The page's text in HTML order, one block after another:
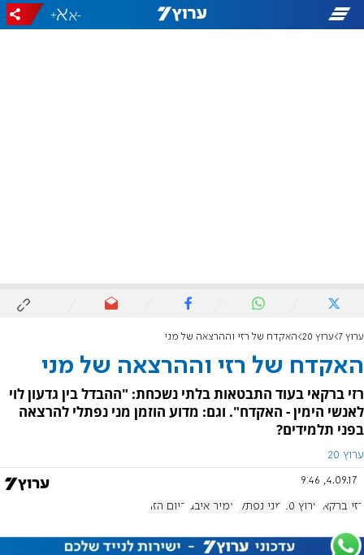
-
+
ערוץ 7 ערוץ 20 האקדח של רזי וההרצאה של מני
האקדח של רזי וההרצאה של מני
רזי ברקאי בעוד התבטאות בלתי נשכחת: "ההבדל בין גדעון לוי
לאנשי הימין - האקדח". וגם: מדוע הוזמן מני נפתלי להרצאה
בפני תלמידים?
ערוץ 20
4.09.17, 9:46
רזי ברקאי ערוץ 20 מני נפתלי אמיר איבגי היום הזה